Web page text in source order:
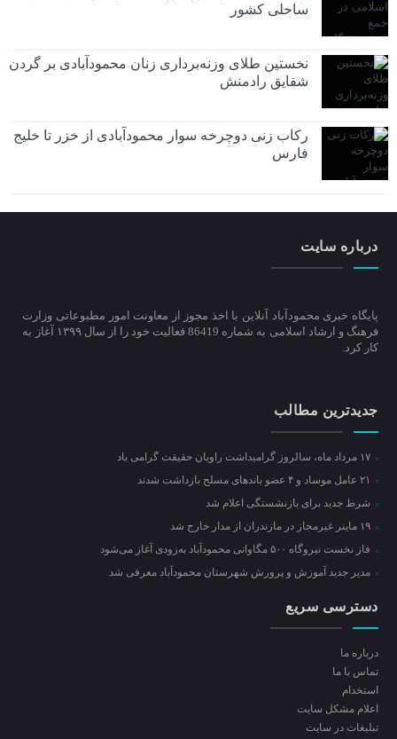
ساحلی کشور
نخستین طلای وزنه‌برداری زنان محمودآبادی بر گردن
شقایق رادمنش
رکاب زنی دوچرخه سوار محمودآبادی از خزر تا خلیج
فارس
درباره سایت
پایگاه خبری محمودآباد آنلاین با اخذ مجوز از معاونت امور مطبوعاتی وزارت
فرهنگ و ارشاد اسلامی به شماره 86419 فعالیت خود را از سال ۱۳۹۹ آغاز به
کار کرد.
جدیدترین مطالب
۱۷ مرداد ماه، سالروز گرامیداشت راویان حقیقت گرامی باد
شرط جدید برای بازنشستگی اعلام شد
۱۹ ماینر غیرمجاز در مازندران از مدار خارج شد
فاز نخست نیروگاه ۵۰۰ مگاواتی محمودآباد به‌زودی آغاز می‌شود
مدیر جدید آموزش و پرورش شهرستان محمودآباد معرفی شد
دسترسی سریع
درباره ما
تماس با ما
استخدام
اعلام مشکل سایت
تبلیغات در سایت